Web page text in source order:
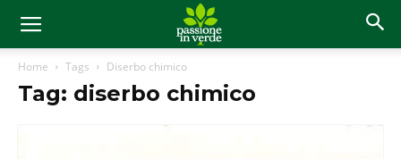
Home Tags Diserbo chimico
Tag: diserbo chimico